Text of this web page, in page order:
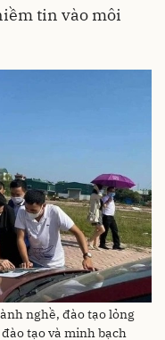
tin vào môi
nghề, đào tạo lỏng
tạo và minh bạch